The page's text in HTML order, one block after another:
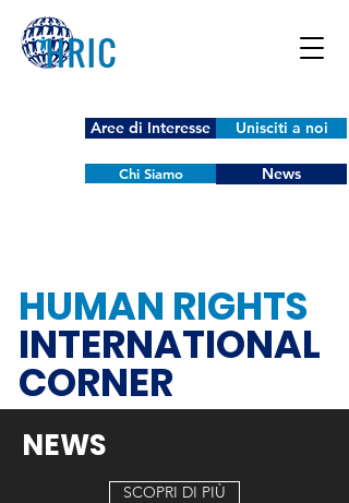
Aree di Interesse Unisciti a noi
Chi Siamo News
HUMAN RIGHTS
INTERNATIONAL
CORNER
NEWS
SCOPRI DI PIÙ